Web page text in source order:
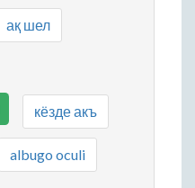
ақ шел
кёзде акъ
albugo oculi